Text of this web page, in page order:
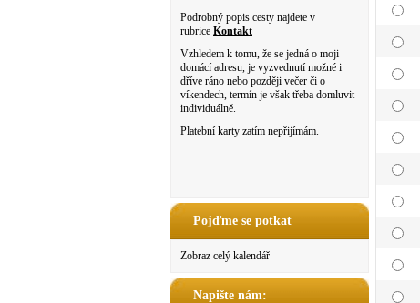
Podrobný popis cesty najdete v
rubrice Kontakt
Vzhledem k tomu, že se jedná o moji
domácí adresu, je vyzvednutí možné i
dříve ráno nebo později večer či o
víkendech, termín je však třeba domluvit
individuálně.
Platební karty zatím nepřijímám.
Pojďme se potkat
Zobraz celý kalendář
Napište nám: